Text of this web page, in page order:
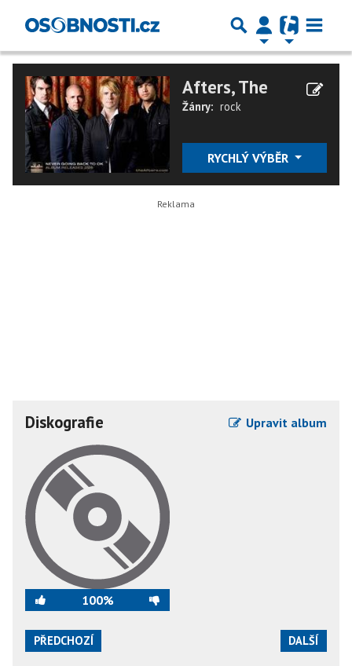
Afters, The
Žánry: rock
RYCHLÝ VÝBĚR
Diskografie Upravit album
100%
PŘEDCHOZÍ DALŠÍ